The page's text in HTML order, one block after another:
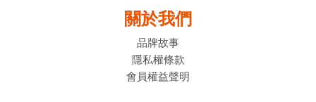
關於我們
品牌故事
隱私權條款
會員權益聲明